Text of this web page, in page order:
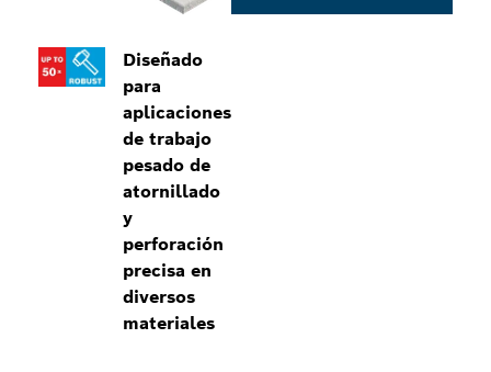
Diseñado
para
aplicaciones
de trabajo
pesado de
atornillado
y
perforación
precisa en
diversos
materiales